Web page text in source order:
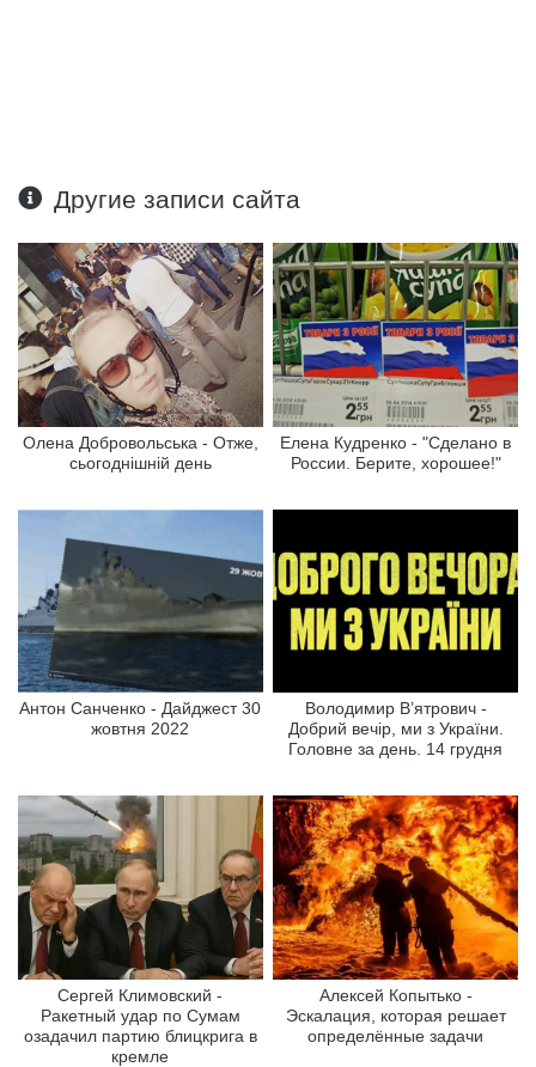
Другие записи сайта
Олена Добровольська - Отже,
сьогоднішній день
Елена Кудренко - "Сделано в
России. Берите, хорошее!"
Антон Санченко - Дайджест 30
жовтня 2022
Володимир В’ятрович -
Добрий вечір, ми з України.
Головне за день. 14 грудня
Сергей Климовский -
Ракетный удар по Сумам
озадачил партию блицкрига в
кремле
Алексей Копытько -
Эскалация, которая решает
определённые задачи